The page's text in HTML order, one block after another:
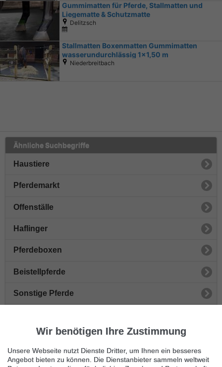
Gummimatten für Pferde, Stallmatten und
Liegematte & Schutzmatte
Delitzsch
Stallmatten Boxenmatten Gummimatten
wasserundurchlässig 1x1,50 m
Niederbreitbach
Ähnliche Suchbegriffe
Haustiere
Pferdemarkt
Offenställe
Haflinger
Pferdeboxen
Beistellpferde
Sonstige Pferde
Reitsportarikel
Ponies
Wir benötigen Ihre Zustimmung
Unsere Webseite nutzt Dienste Dritter, um Ihnen ein besseres
Angebot bieten zu können. Die Dienstanbieter sammeln weltweit